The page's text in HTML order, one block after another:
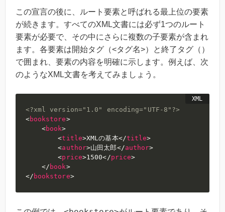
この宣言の後に、ルート要素と呼ばれる最上位の要素
が続きます。すべてのXML文書には必ず1つのルート
要素が必要で、その中にさらに複数の子要素が含まれ
ます。各要素は開始タグ（<タグ名>）と終了タグ（）
で囲まれ、要素の内容を明確に示します。例えば、次
のようなXML文書を考えてみましょう。
<?xml version="1.0" encoding="UTF-8"?>
<bookstore>
<book>
<title>XMLの基本</title>
<author>山田太郎</author>
<price>1500</price>
</ book>
</ bookstore>